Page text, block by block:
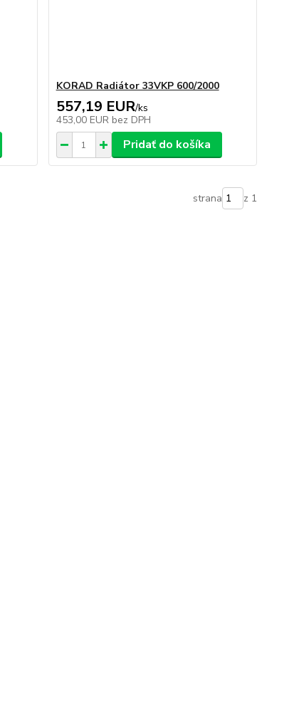
KORAD Radiátor 33VKP 600/2000
557,19 EUR/ks
453,00 EUR bez DPH
Pridať do košíka
strana z 1